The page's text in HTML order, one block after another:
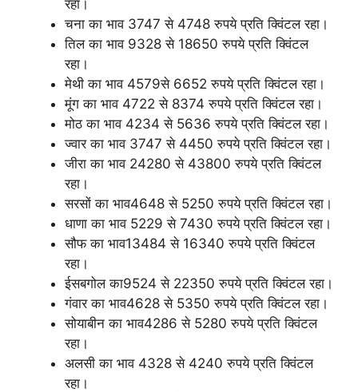
रहा।
चना का भाव 3747 से 4748 रुपये प्रति क्विंटल रहा।
तिल का भाव 9328 से 18650 रुपये प्रति क्विंटल
रहा।
मेथी का भाव 4579से 6652 रुपये प्रति क्विंटल रहा।
मूंग का भाव 4722 से 8374 रुपये प्रति क्विंटल रहा।
मोठ का भाव 4234 से 5636 रुपये प्रति क्विंटल रहा।
ज्वार का भाव 3747 से 4450 रुपये प्रति क्विंटल रहा।
जीरा का भाव 24280 से 43800 रुपये प्रति क्विंटल
रहा।
सरसों का भाव4648 से 5250 रुपये प्रति क्विंटल रहा।
धाणा का भाव 5229 से 7430 रुपये प्रति क्विंटल रहा।
सौफ का भाव13484 से 16340 रुपये प्रति क्विंटल
रहा।
ईसबगोल का9524 से 22350 रुपये प्रति क्विंटल रहा।
गंवार का भाव4628 से 5350 रुपये प्रति क्विंटल रहा।
सोयाबीन का भाव4286 से 5280 रुपये प्रति क्विंटल
रहा।
अलसी का भाव 4328 से 4240 रुपये प्रति क्विंटल
रहा।